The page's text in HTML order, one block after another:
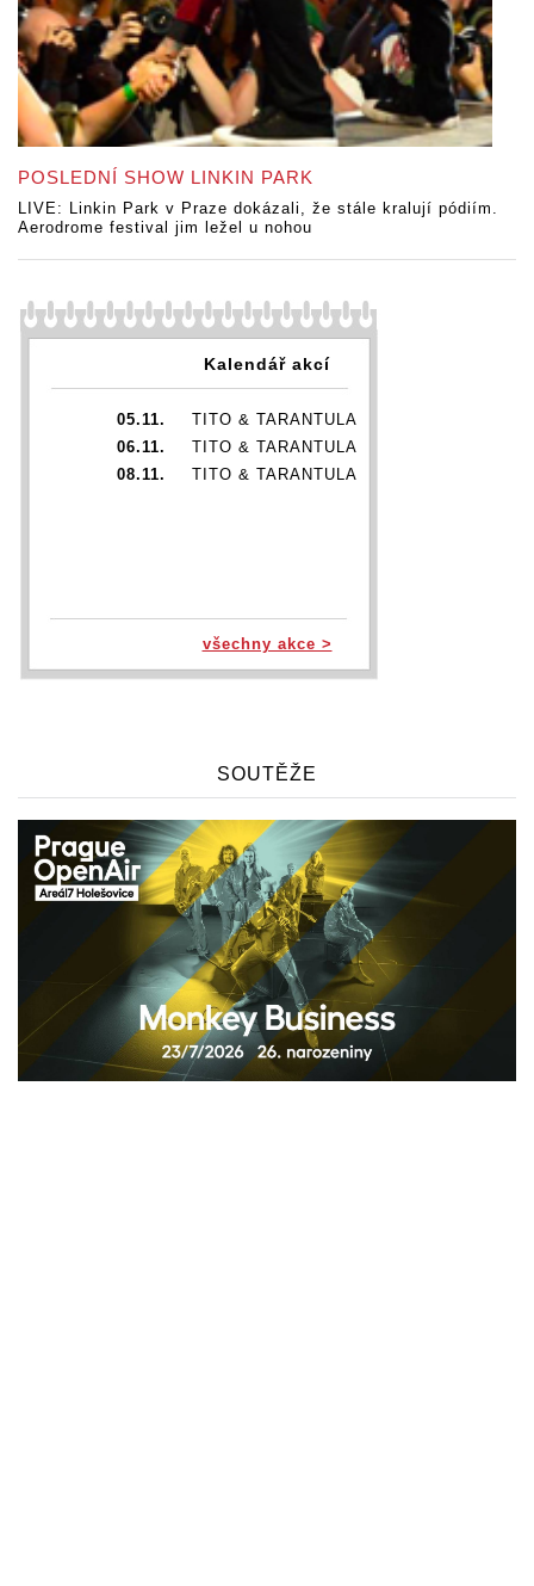
POSLEDNÍ SHOW LINKIN PARK
LIVE: Linkin Park v Praze dokázali, že stále kralují pódiím.
Aerodrome festival jim ležel u nohou
Kalendář akcí
05.11.
TITO & TARANTULA
06.11.
TITO & TARANTULA
08.11.
TITO & TARANTULA
všechny akce >
SOUTĚŽE